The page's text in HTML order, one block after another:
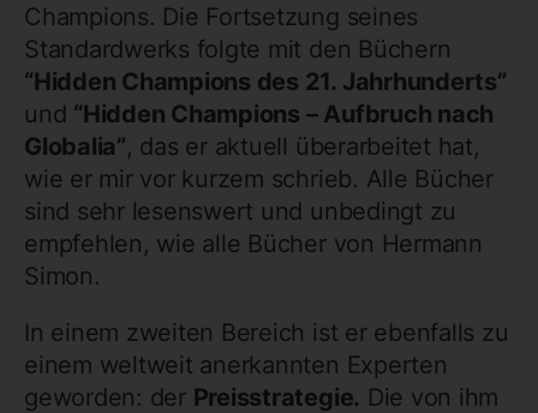
Champions. Die Fortsetzung seines
Standardwerks folgte mit den Büchern
“Hidden Champions des 21. Jahrhunderts”
und “Hidden Champions – Aufbruch nach
Globalia”, das er aktuell überarbeitet hat,
wie er mir vor kurzem schrieb. Alle Bücher
sind sehr lesenswert und unbedingt zu
empfehlen, wie alle Bücher von Hermann
Simon.
In einem zweiten Bereich ist er ebenfalls zu
einem weltweit anerkannten Experten
geworden: der Preisstrategie. Die von ihm